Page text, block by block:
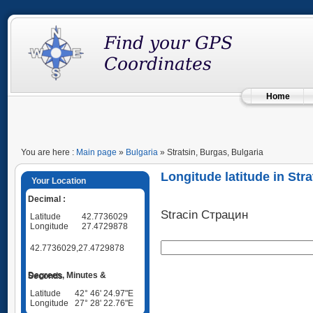
Home
You are here : Main page » Bulgaria » Stratsin, Burgas, Bulgaria
Your Location
Decimal :
Latitude
42.7736029
Longitude
27.4729878
42.7736029,27.4729878
Degrees, Minutes & Seconds
Latitude
42° 46' 24.97"E
Longitude
27° 28' 22.76"E
Longitude latitude in
Stracin Страцин